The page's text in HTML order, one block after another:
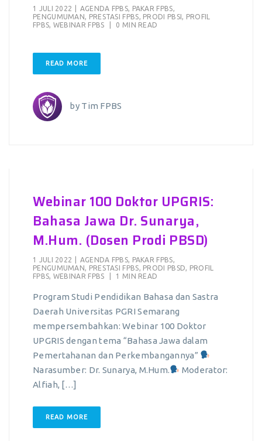
1 JULI 2022 AGENDA FPBS, PAKAR FPBS,
PENGUMUMAN, PRESTASI FPBS, PRODI PBSI, PROFIL
FPBS, WEBINAR FPBS 0 MIN READ
READ MORE
by Tim FPBS
Webinar 100 Doktor UPGRIS:
Bahasa Jawa Dr. Sunarya,
M.Hum. (Dosen Prodi PBSD)
1 JULI 2022 AGENDA FPBS, PAKAR FPBS,
PENGUMUMAN, PRESTASI FPBS, PRODI PBSD, PROFIL
FPBS, WEBINAR FPBS 1 MIN READ
Program Studi Pendidikan Bahasa dan Sastra
Daerah Universitas PGRI Semarang
mempersembahkan: Webinar 100 Doktor
UPGRIS dengan tema “Bahasa Jawa dalam
Pemertahanan dan Perkembangannya”
Narasumber: Dr. Sunarya, M.Hum.
Moderator:
Alfiah, […]
READ MORE